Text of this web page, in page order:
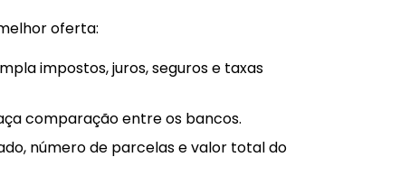
oferta:
impostos, juros, seguros e taxas
comparação entre os bancos.
número de parcelas e valor total do